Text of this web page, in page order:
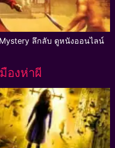
ลึกลับ ดูหนังออนไลน์
องห่าผี